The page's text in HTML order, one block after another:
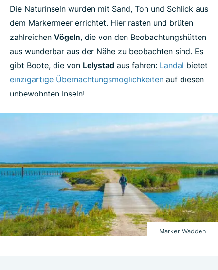
Die Naturinseln wurden mit Sand, Ton und Schlick aus
dem Markermeer errichtet. Hier rasten und brüten
zahlreichen Vögeln, die von den Beobachtungshütten
aus wunderbar aus der Nähe zu beobachten sind. Es
gibt Boote, die von Lelystad aus fahren: Landal bietet
einzigartige Übernachtungsmöglichkeiten auf diesen
unbewohnten Inseln!
Marker Wadden